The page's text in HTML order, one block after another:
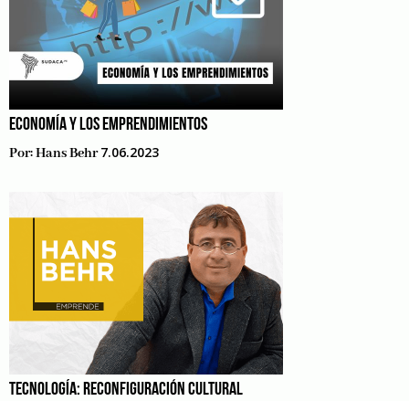
ECONOMÍA Y LOS EMPRENDIMIENTOS
Por:Hans Behr 7.06.2023
TECNOLOGÍA: RECONFIGURACIÓN CULTURAL